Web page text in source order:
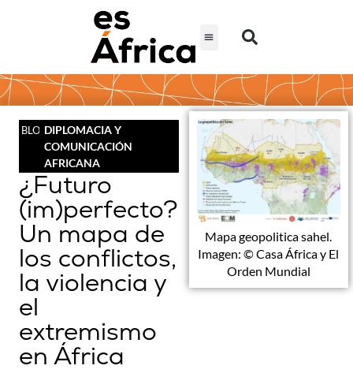
BLOGDIPLOMACIA Y
COMUNICACIÓN
AFRICANA
¿Futuro
(im)perfecto?
Un mapa de
los conflictos,
la violencia y
el
extremismo
en África
Mapa geopolitica sahel.
Imagen: © Casa África y El
Orden Mundial